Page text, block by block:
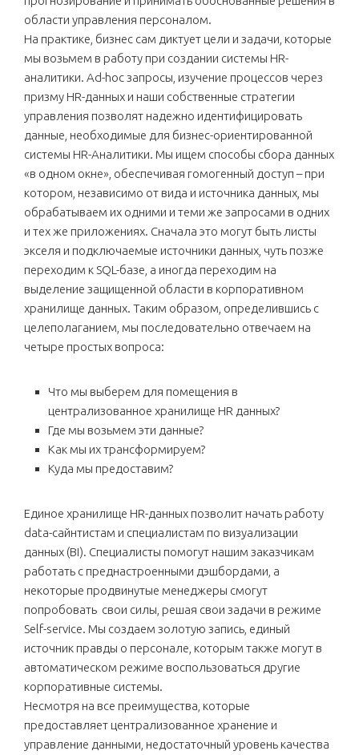
области управления персоналом.
На практике, бизнес сам диктует цели и задачи, которые
мы возьмем в работу при создании системы HR-
аналитики. Ad-hoc запросы, изучение процессов через
призму HR-данных и наши собственные стратегии
управления позволят надежно идентифицировать
данные, необходимые для бизнес-ориентированной
системы HR-Аналитики. Мы ищем способы сбора данных
«в одном окне», обеспечивая гомогенный доступ – при
котором, независимо от вида и источника данных, мы
обрабатываем их одними и теми же запросами в одних
и тех же приложениях. Сначала это могут быть листы
экселя и подключаемые источники данных, чуть позже
переходим к SQL-базе, а иногда переходим на
выделение защищенной области в корпоративном
хранилище данных. Таким образом, определившись с
целеполаганием, мы последовательно отвечаем на
четыре простых вопроса:
Что мы выберем для помещения в
централизованное хранилище HR данных?
Где мы возьмем эти данные?
Как мы их трансформируем?
Куда мы предоставим?
Единое хранилище HR-данных позволит начать работу
data-сайнтистам и специалистам по визуализации
данных (BI). Специалисты помогут нашим заказчикам
работать с преднастроенными дэшбордами, а
некоторые продвинутые менеджеры смогут
попробовать свои силы, решая свои задачи в режиме
Self-service. Мы создаем золотую запись, единый
источник правды о персонале, которым также могут в
автоматическом режиме воспользоваться другие
корпоративные системы.
Несмотря на все преимущества, которые
предоставляет централизованное хранение и
управление данными, недостаточный уровень качества